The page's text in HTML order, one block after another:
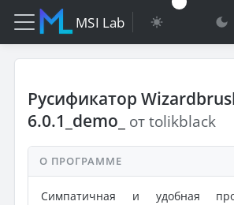
MSI Lab
Русификатор
6.0.1_demo_ от tolikblack
О ПРОГРАММЕ
Симпатичная и удобная